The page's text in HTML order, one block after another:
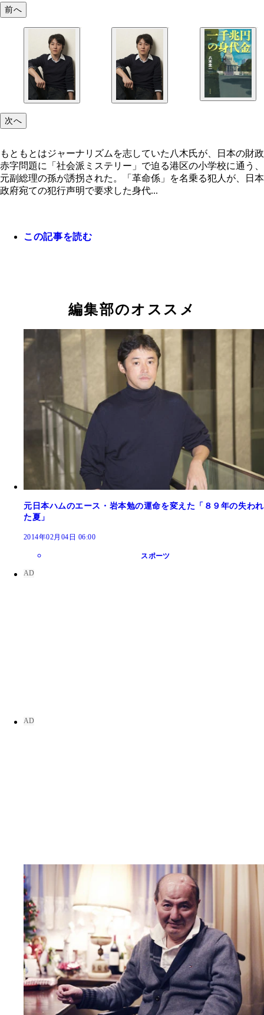
前へ
次へ
もともとはジャーナリズムを志していた八木氏が、日本の財政
赤字問題に「社会派ミステリー」で迫る港区の小学校に通う、
元副総理の孫が誘拐された。「革命係」を名乗る犯人が、日本
政府宛ての犯行声明で要求した身代...
この記事を読む
編集部のオススメ
元日本ハムのエース・岩本勉の運命を変えた「８９年の失われ
た夏」
2014年02月04日 06:00
スポーツ